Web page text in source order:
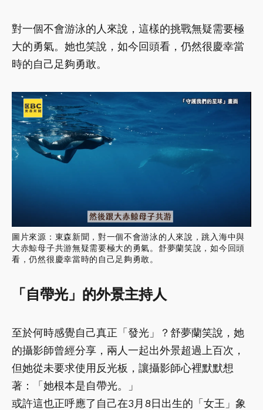
對一個不會游泳的人來說，這樣的挑戰無疑需要極
大的勇氣。她也笑說，如今回頭看，仍然很慶幸當
時的自己足夠勇敢。
圖片來源：東森新聞，對一個不會游泳的人來說，跳入海中與
大赤鯨母子共游無疑需要極大的勇氣。舒夢蘭笑說，如今回頭
看，仍然很慶幸當時的自己足夠勇敢。
「自帶光」的外景主持人
至於何時感覺自己真正「發光」？舒夢蘭笑說，她
的攝影師曾經分享，兩人一起出外景超過上百次，
但她從未要求使用反光板，讓攝影師心裡默默想
著：「她根本是自帶光。」
或許這也正呼應了自己在3月8日出生的「女王」象